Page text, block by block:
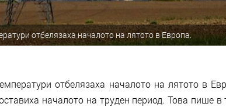
отбелязаха началото на лятото в Европа.
отбелязаха началото на лятото в
началото на труден период. Това пише